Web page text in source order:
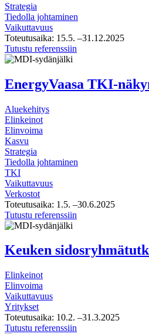
Strategia
Tiedolla johtaminen
Vaikuttavuus
Toteutusaika: 15.5. –31.12.2025
Tutustu referenssiin
vaikuttavuus
EnergyVaasa TKI-
Aluekehitys
Elinkeinot
Elinvoima
Kasvu
Strategia
Tiedolla johtaminen
TKI
Vaikuttavuus
Verkostot
Toteutusaika: 1.5. –30.6.2025
Tutustu referenssiin
ja
arvoketjumallinnus
Keuken
Elinkeinot
Elinvoima
Vaikuttavuus
Yritykset
Toteutusaika: 10.2. –31.3.2025
Tutustu referenssiin